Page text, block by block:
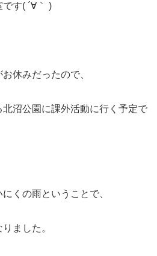
す( ´∀｀ )
休みだったので、
沼公園に課外活動に行く予定で
くの雨ということで、
ました。